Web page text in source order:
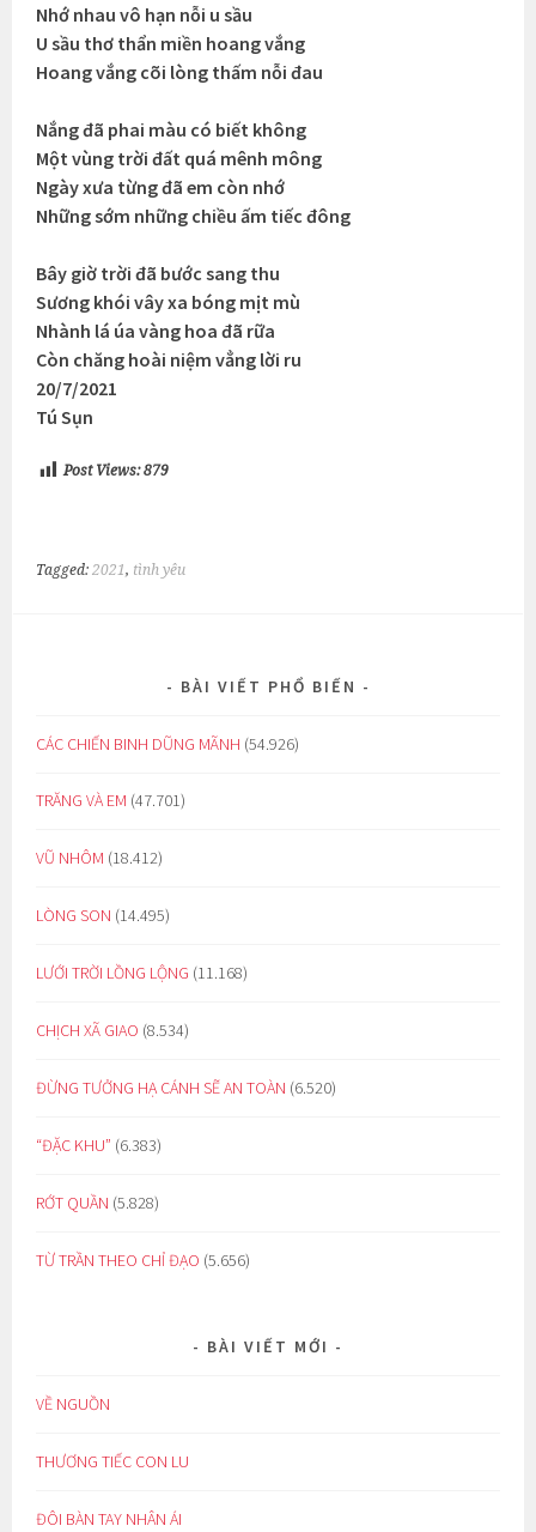
Nhớ nhau vô hạn nỗi u sầu
U sầu thơ thẩn miền hoang vắng
Hoang vắng cõi lòng thấm nỗi đau
Nắng đã phai màu có biết không
Một vùng trời đất quá mênh mông
Ngày xưa từng đã em còn nhớ
Những sớm những chiều ấm tiếc đông
Bây giờ trời đã bước sang thu
Sương khói vây xa bóng mịt mù
Nhành lá úa vàng hoa đã rữa
Còn chăng hoài niệm vẳng lời ru
20/7/2021
Tú Sụn
Post Views: 879
Tagged:2021, tình yêu
BÀI VIẾT PHỔ BIẾN
CÁC CHIẾN BINH DŨNG MÃNH (54.926)
TRĂNG VÀ EM (47.701)
VŨ NHÔM (18.412)
LÒNG SON (14.495)
LƯỚI TRỜI LỒNG LỘNG (11.168)
CHỊCH XÃ GIAO (8.534)
ĐỪNG TƯỞNG HẠ CÁNH SẼ AN TOÀN (6.520)
“ĐẶC KHU” (6.383)
RỚT QUẦN (5.828)
TỪ TRẦN THEO CHỈ ĐẠO (5.656)
BÀI VIẾT MỚI
VỀ NGUỒN
THƯƠNG TIẾC CON LU
ĐÔI BÀN TAY NHÂN ÁI